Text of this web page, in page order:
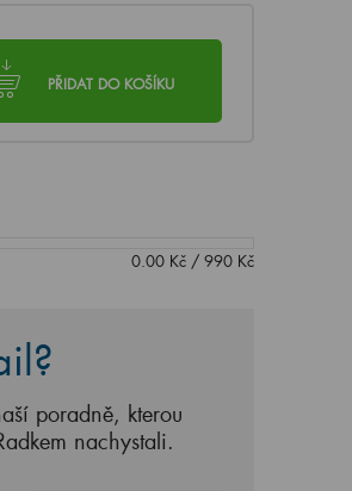
PŘIDAT DO KOŠÍKU
0.00Kč/ 990Kč
poradně, kterou
nachystali.